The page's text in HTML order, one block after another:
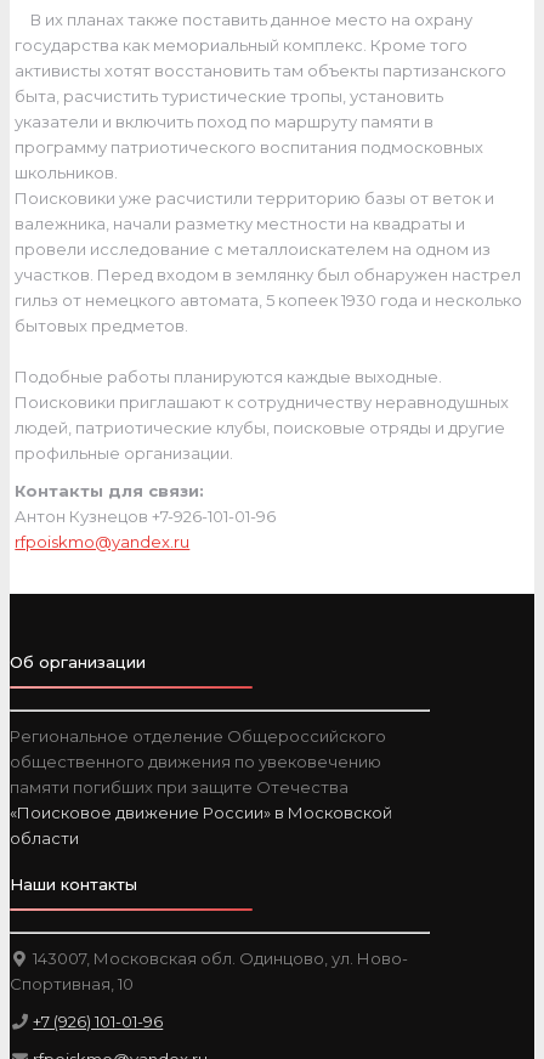
В их планах также поставить данное место на охрану
государства как мемориальный комплекс. Кроме того
активисты хотят восстановить там объекты партизанского
быта, расчистить туристические тропы, установить
указатели и включить поход по маршруту памяти в
программу патриотического воспитания подмосковных
школьников.
Поисковики уже расчистили территорию базы от веток и
валежника, начали разметку местности на квадраты и
провели исследование с металлоискателем на одном из
участков. Перед входом в землянку был обнаружен настрел
гильз от немецкого автомата, 5 копеек 1930 года и несколько
бытовых предметов.
Подобные работы планируются каждые выходные.
Поисковики приглашают к сотрудничеству неравнодушных
людей, патриотические клубы, поисковые отряды и другие
профильные организации.
Контакты для связи:
Антон Кузнецов +7-926-101-01-96
rfpoiskmo@yandex.ru
Об организации
Региональное отделение Общероссийского
общественного движения по увековечению
памяти погибших при защите Отечества
«Поисковое движение России» в Московской
области
Наши контакты
143007, Московская обл. Одинцово, ул. Ново-
Спортивная, 10
+7 (926) 101-01-96